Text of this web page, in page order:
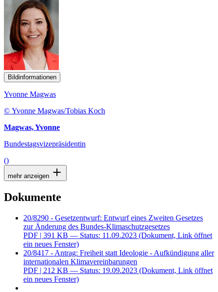
Bildinformationen
Yvonne Magwas
© Yvonne Magwas/Tobias Koch
Magwas, Yvonne
Bundestagsvizepräsidentin
()
mehr anzeigen
Dokumente
20/8290 - Gesetzentwurf: Entwurf eines Zweiten Gesetzes
zur Änderung des Bundes-Klimaschutzgesetzes
PDF | 391 KB — Status: 11.09.2023 (Dokument, Link öffnet
ein neues Fenster)
20/8417 - Antrag: Freiheit statt Ideologie - Aufkündigung aller
internationalen Klimavereinbarungen
PDF | 212 KB — Status: 19.09.2023 (Dokument, Link öffnet
ein neues Fenster)